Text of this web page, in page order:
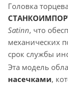
Головка
Satinn, что
механических
срок службы
Эта модель
насечками,